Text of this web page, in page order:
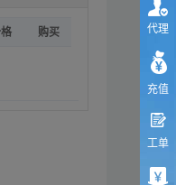
购买 代理
充值
工单